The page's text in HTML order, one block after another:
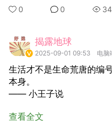
天猫：
超便宜大
在天猫 或 淘宝
国王
0
0
揭露地球
2025-09-01 09:53
电脑
生活才不是生命荒唐的编
本身。
—— 小王子说
查看全文